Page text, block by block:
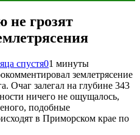
грозят
спустя01 минуты
землетрясение
Очаг залегал на глубине 343
ничего не ощущалось,
подобные
в Приморском крае по